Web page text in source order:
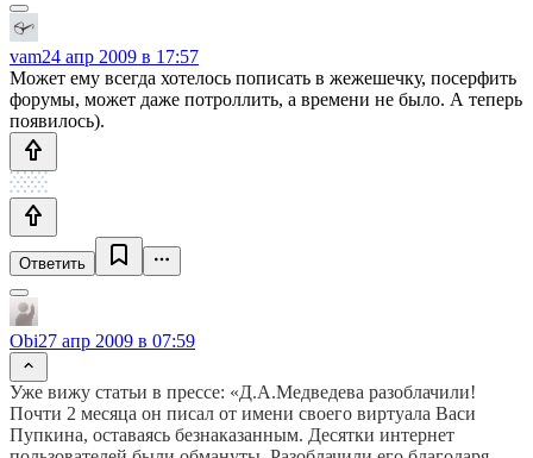
vam24 апр 2009 в 17:57
Может ему всегда хотелось пописать в жежешечку, посерфить
форумы, может даже потроллить, а времени не было. А теперь
появилось).
Ответить
Obi27 апр 2009 в 07:59
Уже вижу статьи в прессе: «Д.А.Медведева разоблачили!
Почти 2 месяца он писал от имени своего виртуала Васи
Пупкина, оставаясь безнаказанным. Десятки интернет